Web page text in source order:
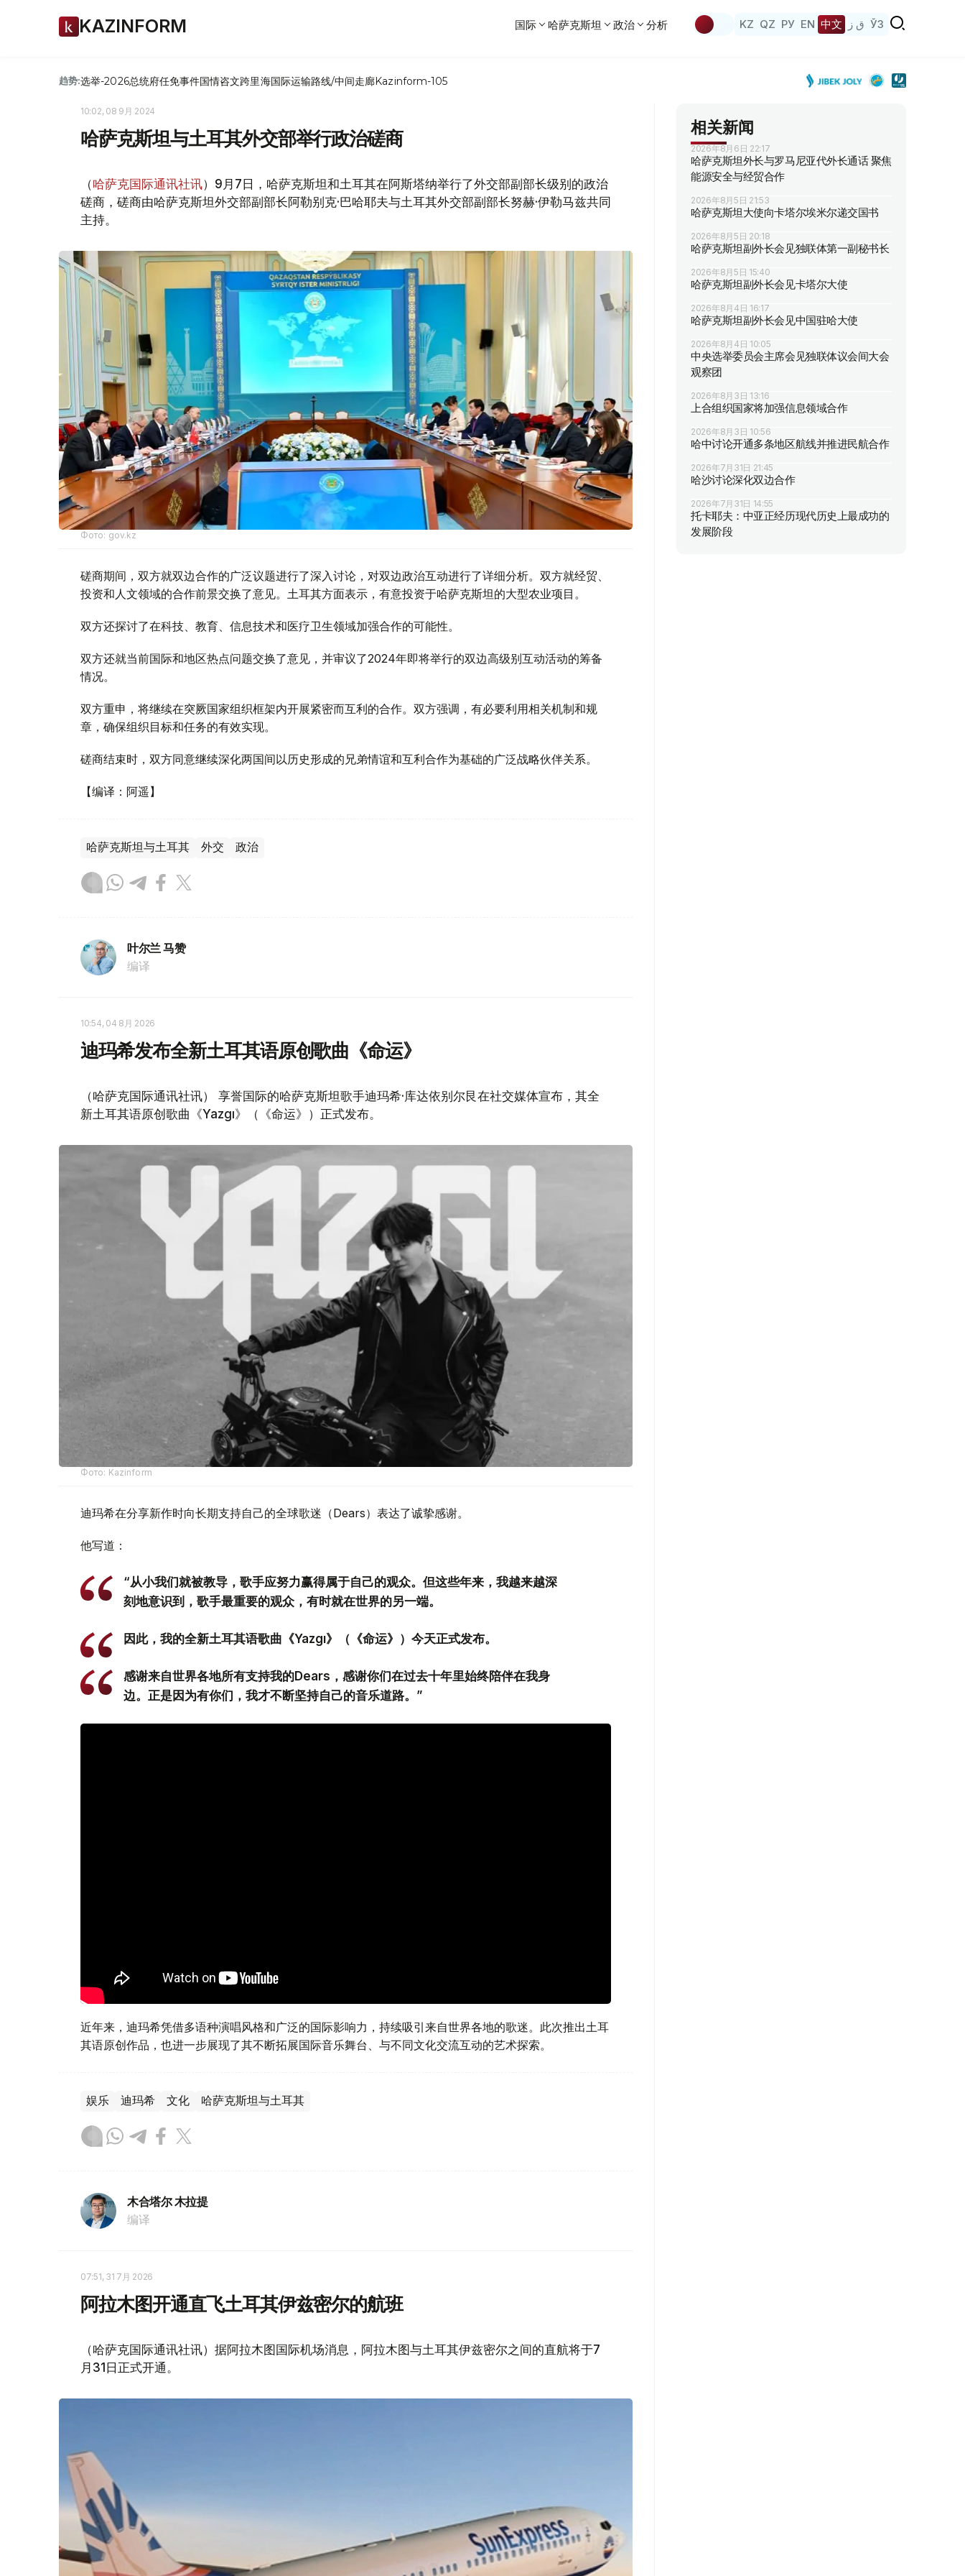
KAZINFORM 国际 哈萨克斯坦 政治 分析 KZ QZ РУ EN 中文 ق ز ЎЗ
趋势:选举-2026总统府任免事件国情咨文跨里海国际运输路线/中间走廊Kazinform-105
10:02, 08 9月 2024
哈萨克斯坦与土耳其外交部举行政治磋商
（哈萨克国际通讯社讯）9月7日，哈萨克斯坦和土耳其在阿斯塔纳举行了外交部副部长级别的政治
磋商，磋商由哈萨克斯坦外交部副部长阿勒别克·巴哈耶夫与土耳其外交部副部长努赫·伊勒马兹共同
主持。
Фото: gov.kz
磋商期间，双方就双边合作的广泛议题进行了深入讨论，对双边政治互动进行了详细分析。双方就经贸、
投资和人文领域的合作前景交换了意见。土耳其方面表示，有意投资于哈萨克斯坦的大型农业项目。
双方还探讨了在科技、教育、信息技术和医疗卫生领域加强合作的可能性。
双方还就当前国际和地区热点问题交换了意见，并审议了2024年即将举行的双边高级别互动活动的筹备
情况。
双方重申，将继续在突厥国家组织框架内开展紧密而互利的合作。双方强调，有必要利用相关机制和规
章，确保组织目标和任务的有效实现。
磋商结束时，双方同意继续深化两国间以历史形成的兄弟情谊和互利合作为基础的广泛战略伙伴关系。
【编译：阿遥】
哈萨克斯坦与土耳其 外交 政治
叶尔兰 马赞
编译
10:54, 04 8月 2026
迪玛希发布全新土耳其语原创歌曲《命运》
（哈萨克国际通讯社讯） 享誉国际的哈萨克斯坦歌手迪玛希·库达依别尔艮在社交媒体宣布，其全
新土耳其语原创歌曲《Yazgı》（《命运》）正式发布。
Фото: Kazinform
迪玛希在分享新作时向长期支持自己的全球歌迷（Dears）表达了诚挚感谢。
他写道：
“从小我们就被教导，歌手应努力赢得属于自己的观众。但这些年来，我越来越深
刻地意识到，歌手最重要的观众，有时就在世界的另一端。
因此，我的全新土耳其语歌曲《Yazgı》（《命运》）今天正式发布。
感谢来自世界各地所有支持我的Dears，感谢你们在过去十年里始终陪伴在我身
边。正是因为有你们，我才不断坚持自己的音乐道路。”
近年来，迪玛希凭借多语种演唱风格和广泛的国际影响力，持续吸引来自世界各地的歌迷。此次推出土耳
其语原创作品，也进一步展现了其不断拓展国际音乐舞台、与不同文化交流互动的艺术探索。
娱乐 迪玛希 文化 哈萨克斯坦与土耳其
木合塔尔 木拉提
编译
07:51, 31 7月 2026
阿拉木图开通直飞土耳其伊兹密尔的航班
（哈萨克国际通讯社讯）据阿拉木图国际机场消息，阿拉木图与土耳其伊兹密尔之间的直航将于7
月31日正式开通。
相关新闻
2026年8月6日 22:17
哈萨克斯坦外长与罗马尼亚代外长通话 聚焦
能源安全与经贸合作
2026年8月5日 21:53
哈萨克斯坦大使向卡塔尔埃米尔递交国书
2026年8月5日 20:18
哈萨克斯坦副外长会见独联体第一副秘书长
2026年8月5日 15:40
哈萨克斯坦副外长会见卡塔尔大使
2026年8月4日 16:17
哈萨克斯坦副外长会见中国驻哈大使
2026年8月4日 10:05
中央选举委员会主席会见独联体议会间大会
观察团
2026年8月3日 13:16
上合组织国家将加强信息领域合作
2026年8月3日 10:56
哈中讨论开通多条地区航线并推进民航合作
2026年7月31日 21:45
哈沙讨论深化双边合作
2026年7月31日 14:55
托卡耶夫：中亚正经历现代历史上最成功的
发展阶段